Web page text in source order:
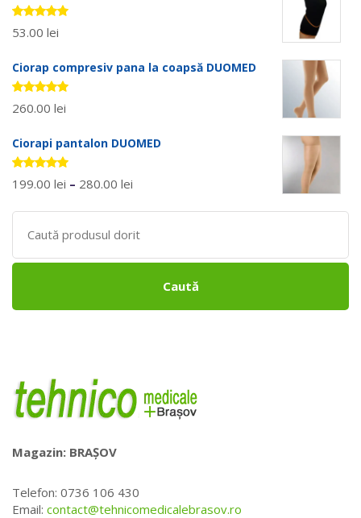
Evaluat la
5.00stele
53.00 lei
Ciorap compresiv pana la coapsă DUOMED
Evaluat la
5.00stele
260.00 lei
Ciorapi pantalon DUOMED
Evaluat la
5.00stele
199.00 lei – 280.00 lei
Search
for:
Caută
Magazin: BRAȘOV
Telefon: 0736 106 430
Email: contact@tehnicomedicalebrasov.ro